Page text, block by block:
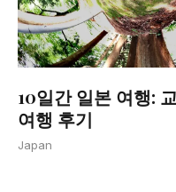
10일간 일본 여행:
여행 후기
Japan